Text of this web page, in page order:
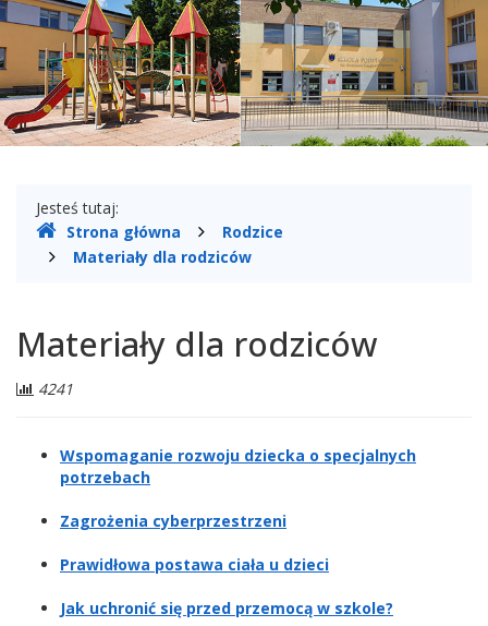
Gdzie
jesteśmy
Jesteś tutaj:
Strona główna
Rodzice
Materiały dla rodziców
Materiały dla rodziców
Liczba
4241
Wspomaganie rozwoju dziecka o specjalnych
potrzebach
Zagrożenia cyberprzestrzeni
Prawidłowa postawa ciała u dzieci
Jak uchronić się przed przemocą w szkole?